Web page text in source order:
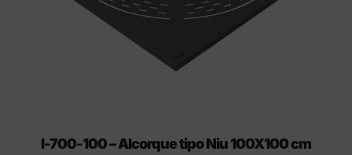
I-700-100 – Alcorque tipo Niu 100X100 cm